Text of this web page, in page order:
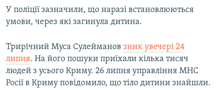
У поліції зазначили, що наразі встановлюються
умови, через які загинула дитина.
Трирічний Муса Сулейманов зник увечері 24
липня. На його пошуки приїхали кілька тисяч
людей з усього Криму. 26 липня управління МНС
Росії в Криму повідомило, що тіло дитини знайшли.